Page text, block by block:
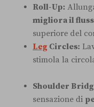
Roll-Up:
migliora il
superiore del
Leg Circles:
stimola la
Shoulder
sensazione di